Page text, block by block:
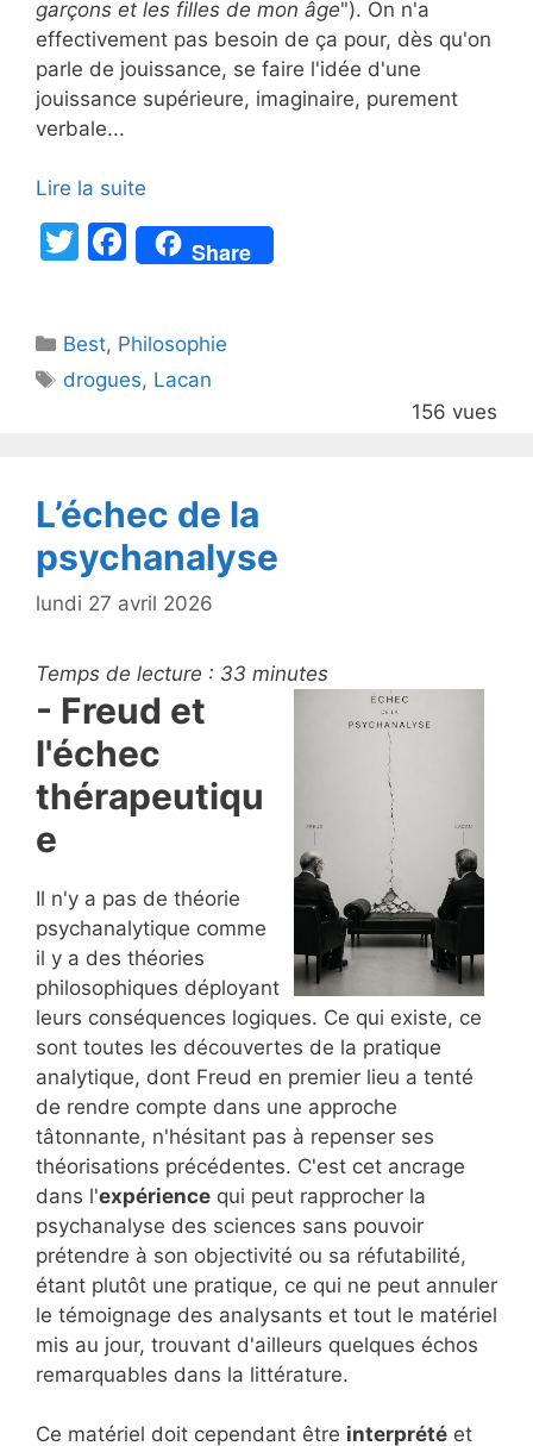
garçons et les filles de mon âge"). On n'a
effectivement pas besoin de ça pour, dès qu'on
parle de jouissance, se faire l'idée d'une
jouissance supérieure, imaginaire, purement
verbale...
Lire la suite
T
er
F
a
e
b
k
Share
Catégories
Best, Philosophie
Étiquettes
drogues, Lacan
156 vues
L’échec de la
psychanalyse
lundi 27 avril 2026
Temps de lecture : 33 minutes
- Freud et
l'échec
thérapeutiqu
e
Il n'y a pas de théorie
psychanalytique comme
il y a des théories
philosophiques déployant
leurs conséquences logiques. Ce qui existe, ce
sont toutes les découvertes de la pratique
analytique, dont Freud en premier lieu a tenté
de rendre compte dans une approche
tâtonnante, n'hésitant pas à repenser ses
théorisations précédentes. C'est cet ancrage
dans l'expérience qui peut rapprocher la
psychanalyse des sciences sans pouvoir
prétendre à son objectivité ou sa réfutabilité,
étant plutôt une pratique, ce qui ne peut annuler
le témoignage des analysants et tout le matériel
mis au jour, trouvant d'ailleurs quelques échos
remarquables dans la littérature.
Ce matériel doit cependant être interprété et